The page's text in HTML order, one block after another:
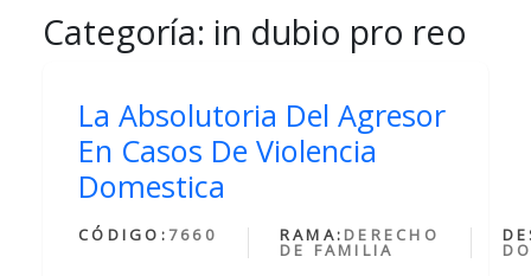
Categoría: in dubio pro reo
La Absolutoria Del Agresor
En Casos De Violencia
Domestica
CÓDIGO: 7660 RAMA: DERECHO
DE FAMILIA